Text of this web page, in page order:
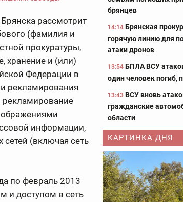
рассмотрит
(фамилия и
прокуратуры,
хранение и (или)
Федерации в
рекламирования
рекламирование
информации,
(включая сеть
по февраль 2013
и доступом в сеть
брянцев
14:14 Брянская
горячую линию для
атаки дронов
13:54 БПЛА ВСУ
один человек погиб,
13:43 ВСУ вновь
гражданские
области
КАРТИНКА ДНЯ